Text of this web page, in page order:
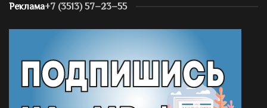
Реклама+7 (3513) 57–23–55